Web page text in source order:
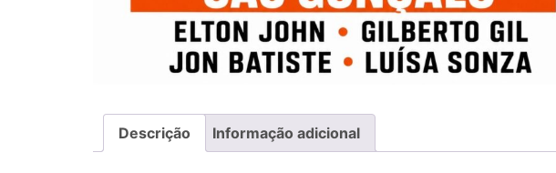
Descrição Informação adicional